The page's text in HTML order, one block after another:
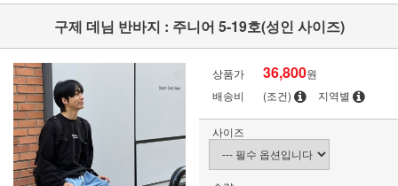
구제 데님 반바지 : 주니어 5-19호(성인 사이즈)
상품가 36,800원
배송비
(조건) 지역별
사이즈